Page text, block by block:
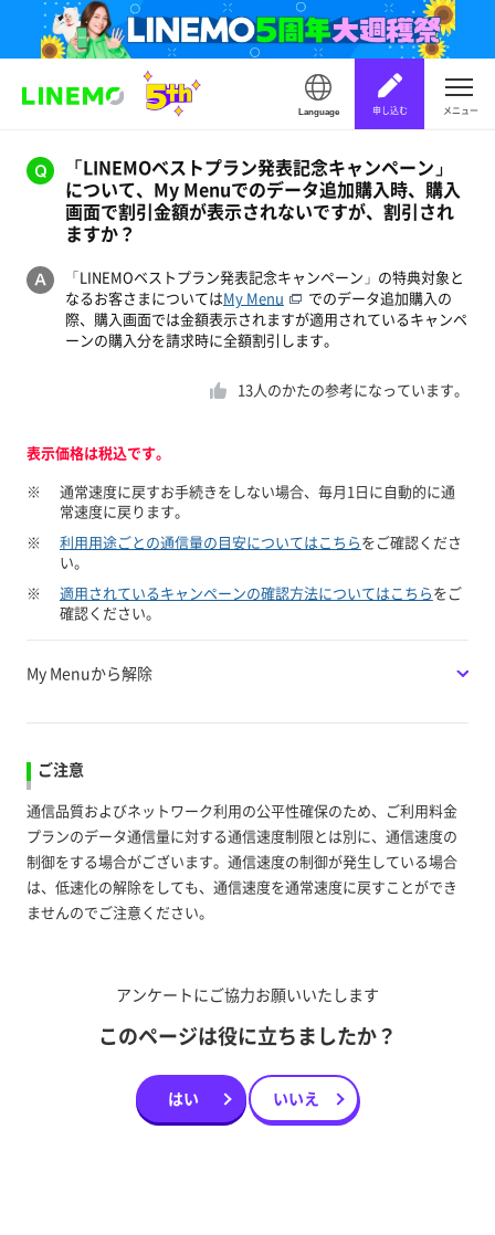
Language 申し込む メニュー
「LINEMOベストプラン発表記念キャンペーン」
について、My Menuでのデータ追加購入時、購入
画面で割引金額が表示されないですが、割引され
ますか？
「LINEMOベストプラン発表記念キャンペーン」の特典対象と
なるお客さまについてはMy Menu
でのデータ追加購入の
際、購入画面では金額表示されますが適用されているキャンペ
ーンの購入分を請求時に全額割引します。
13人のかたの参考になっています。
表示価格は税込です。
※
通常速度に戻すお手続きをしない場合、毎月1日に自動的に通
常速度に戻ります。
※
利用用途ごとの通信量の目安についてはこちらをご確認くださ
い。
※
適用されているキャンペーンの確認方法についてはこちらをご
確認ください。
My Menuから解除
ご注意
通信品質およびネットワーク利用の公平性確保のため、ご利用料金
プランのデータ通信量に対する通信速度制限とは別に、通信速度の
制御をする場合がございます。通信速度の制御が発生している場合
は、低速化の解除をしても、通信速度を通常速度に戻すことができ
ませんのでご注意ください。
アンケートにご協力お願いいたします
このページは役に立ちましたか？
はい いいえ